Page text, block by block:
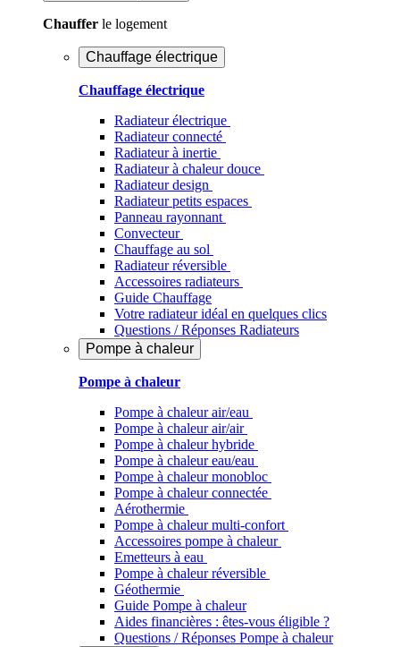
Chauffer le logement
Chauffage électrique
Chauffage électrique
Radiateur électrique
Radiateur connecté
Radiateur à inertie
Radiateur à chaleur douce
Radiateur design
Radiateur petits espaces
Panneau rayonnant
Convecteur
Chauffage au sol
Radiateur réversible
Accessoires radiateurs
Guide Chauffage
Votre radiateur idéal en quelques clics
Questions / Réponses Radiateurs
Pompe à chaleur
Pompe à chaleur
Pompe à chaleur air/eau
Pompe à chaleur air/air
Pompe à chaleur hybride
Pompe à chaleur​ eau/eau
Pompe à chaleur monobloc
Pompe à chaleur connectée
Aérothermie
Pompe à chaleur multi-confort
Accessoires pompe à chaleur
Emetteurs à eau
Pompe à chaleur réversible
Géothermie
Guide Pompe à chaleur
Aides financières : êtes-vous éligible ?
Questions / Réponses Pompe à chaleur